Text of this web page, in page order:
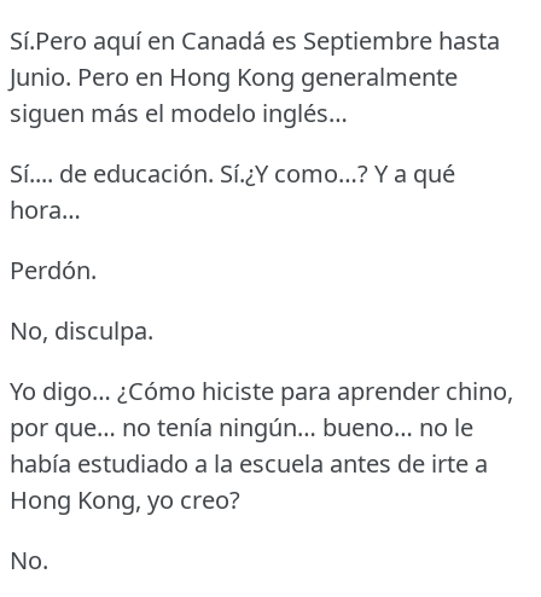
Sí.Pero aquí en Canadá es Septiembre hasta
Junio. Pero en Hong Kong generalmente
siguen más el modelo inglés…
Sí.... de educación. Sí.¿Y como…?Y a qué
hora…
Perdón.
No, disculpa.
Yo digo… ¿Cómo hiciste para aprender chino,
por que… no tenía ningún… bueno… no le
había estudiado a la escuela antes de irte a
Hong Kong, yo creo?
No.